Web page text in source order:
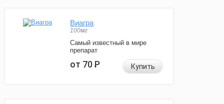
Виагра
100мг
Самый известный в мире
препарат
от 70Р Купить